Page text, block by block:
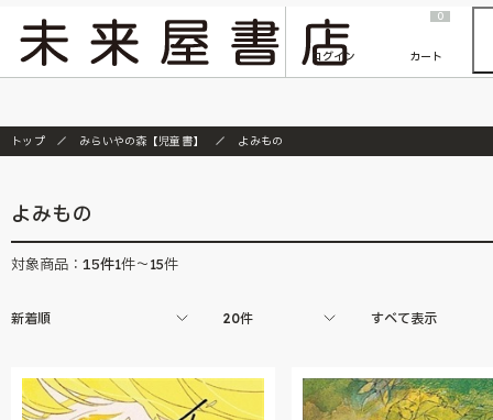
『ONE PIECE magazine 021 ONE PIECEカード付き同梱版』発売延期のご案内
ログイン
0
カート
トップ みらいやの森【児童書】 よみもの
よみもの
対象商品： 15件1件～15件
新着順 20件 すべて表示